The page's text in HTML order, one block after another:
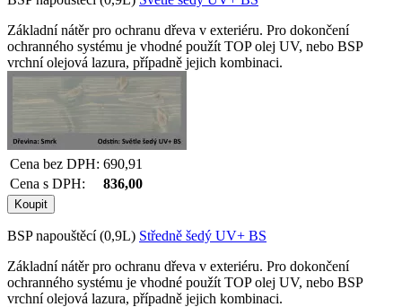
Základní nátěr pro ochranu dřeva v exteriéru. Pro dokončení
ochranného systému je vhodné použít TOP olej UV, nebo BSP
vrchní olejová lazura, případně jejich kombinaci.
Cena bez DPH: 690,91
Cena s DPH:
836,00
BSP napouštěcí (0,9L) Středně šedý UV+ BS
Základní nátěr pro ochranu dřeva v exteriéru. Pro dokončení
ochranného systému je vhodné použít TOP olej UV, nebo BSP
vrchní olejová lazura, případně jejich kombinaci.